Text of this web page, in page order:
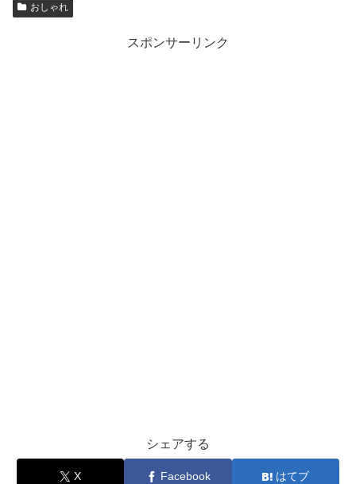
おしゃれ
スポンサーリンク
シェアする
X Facebook はてブ